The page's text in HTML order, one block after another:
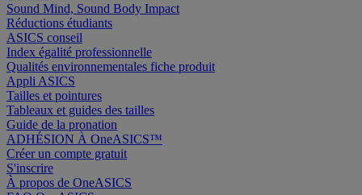
Sound Mind, Sound Body Impact
Réductions étudiants
ASICS conseil
Index égalité professionnelle
Qualités environnementales fiche produit
Appli ASICS
Tailles et pointures
Tableaux et guides des tailles
Guide de la pronation
ADHÉSION À OneASICS™
Créer un compte gratuit
S'inscrire
À propos de OneASICS